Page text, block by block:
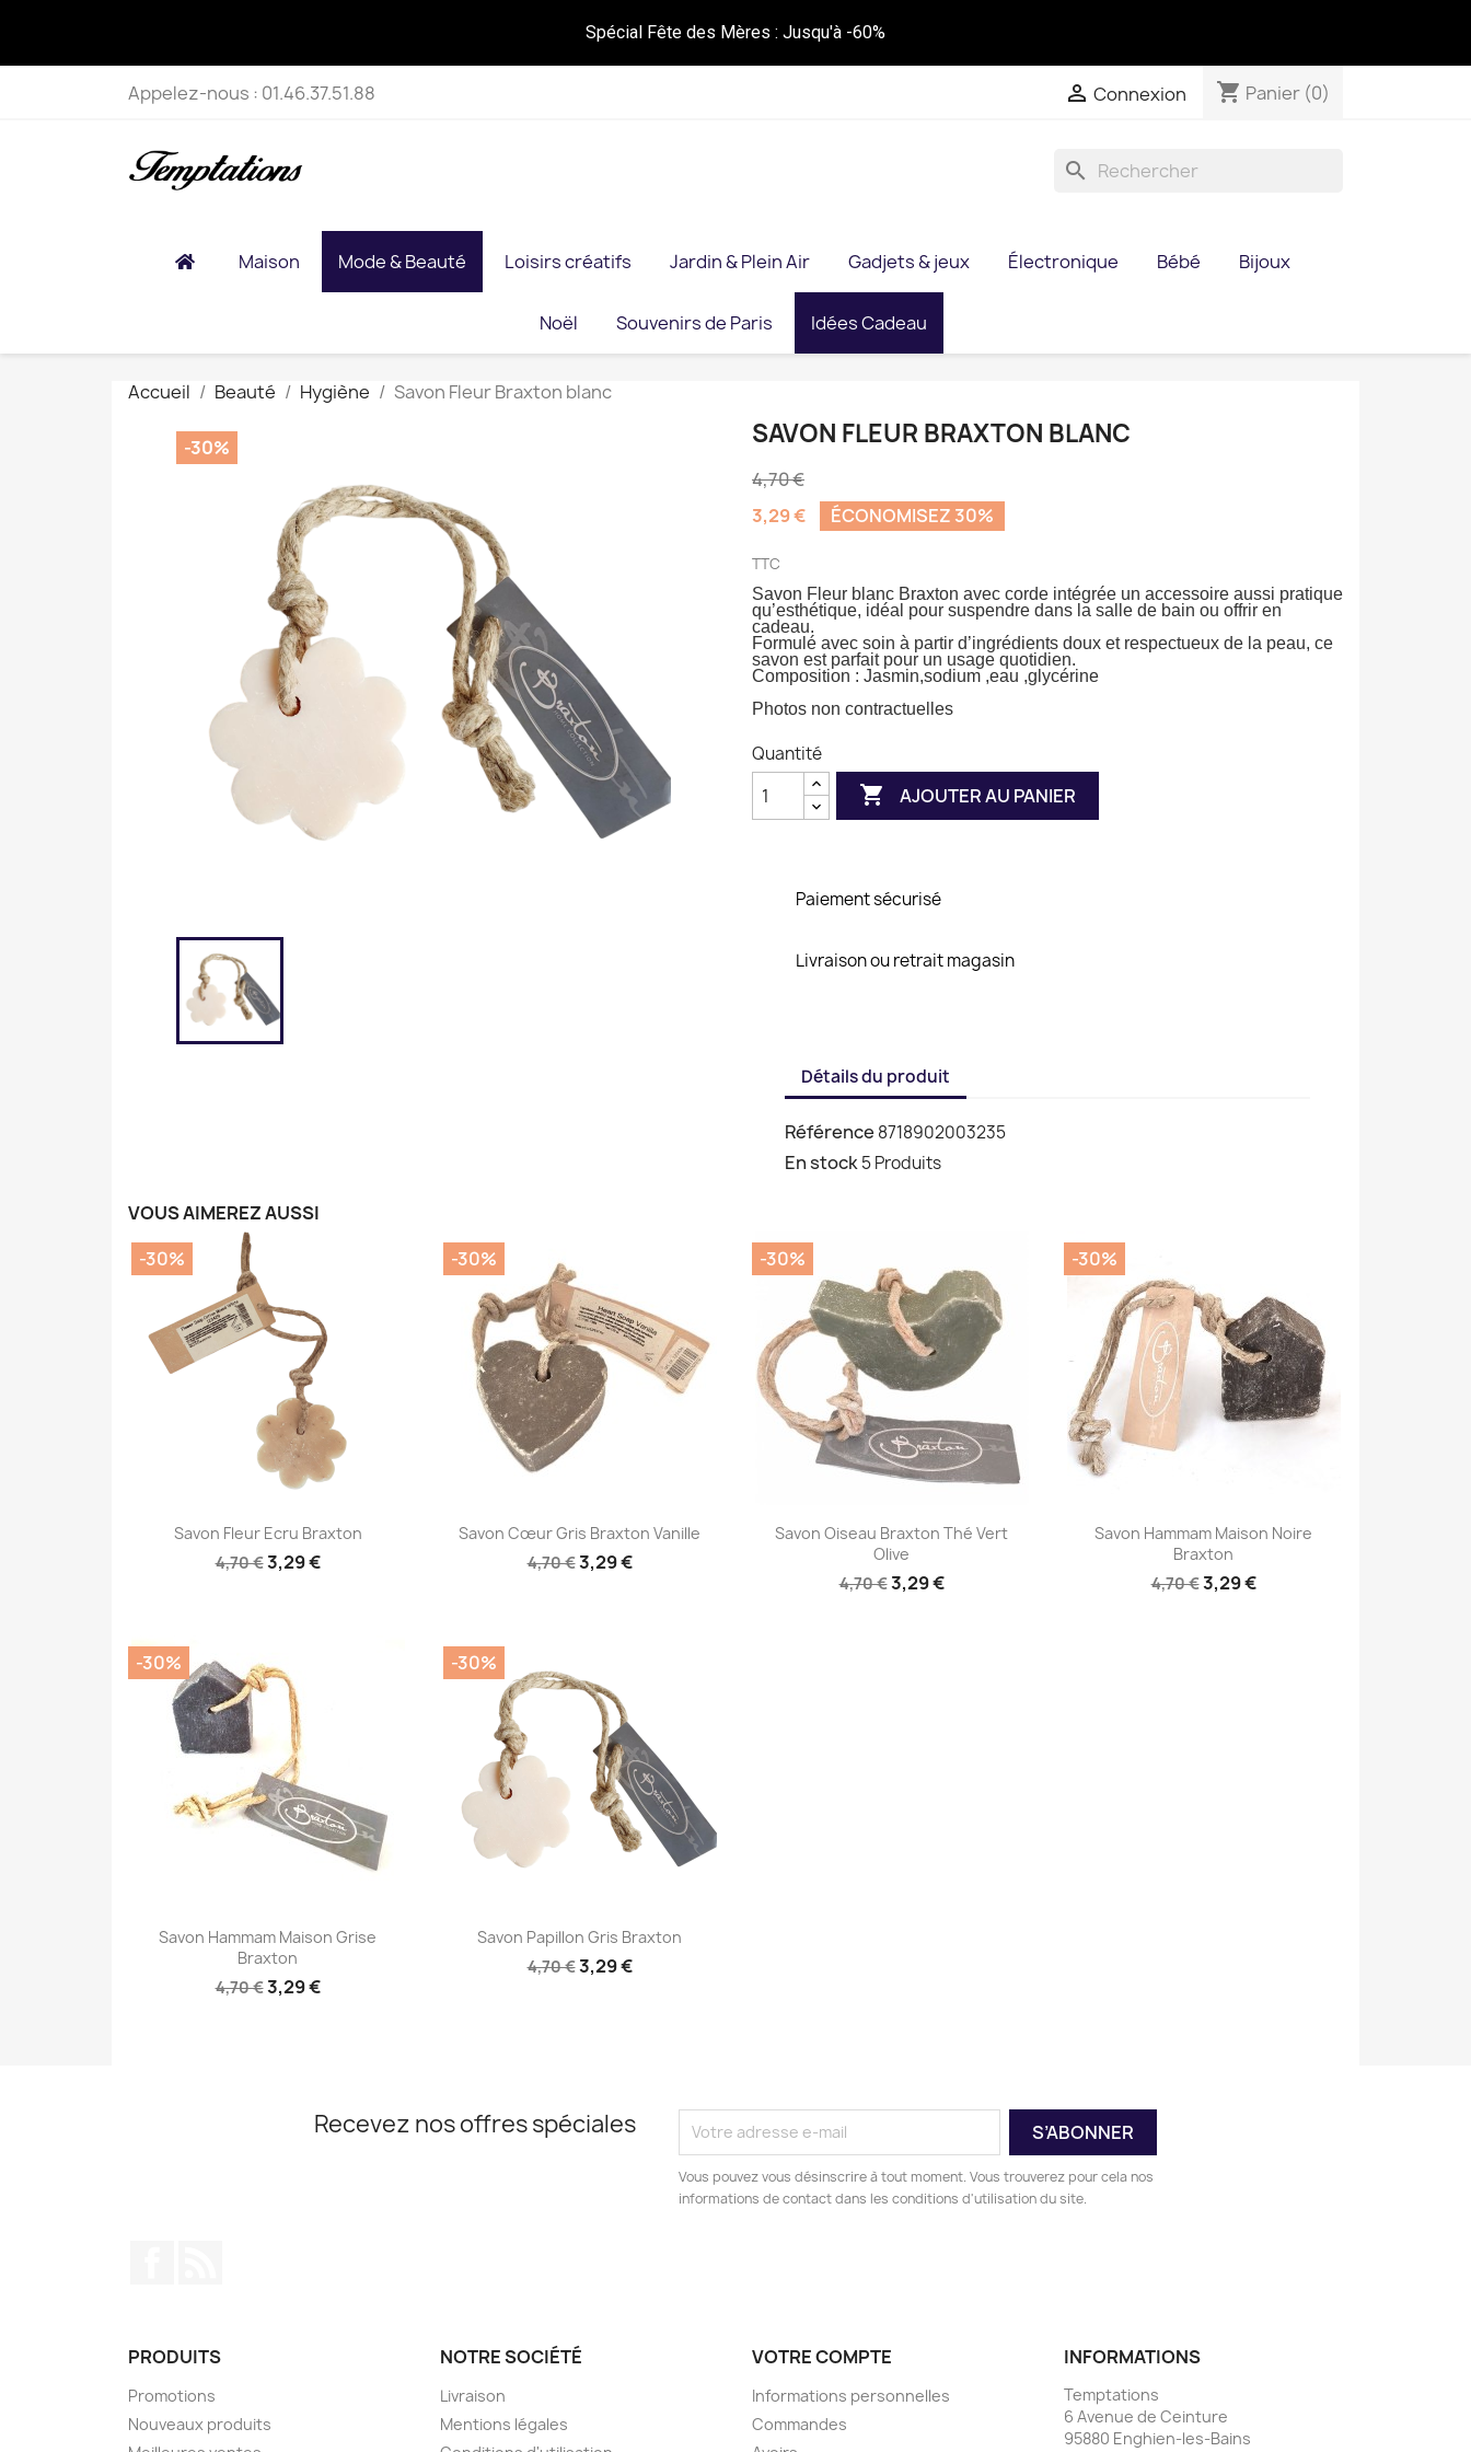
Spécial Fête des Mères : Jusqu'à -60%
Appelez-nous : 01.46.37.51.88  Connexion shopping_cart Panier (0)
search
Maison Mode & Beauté Loisirs créatifs Jardin & Plein Air Gadjets & jeux Électronique Bébé Bijoux
Noël Souvenirs de Paris Idées Cadeau
Accueil Beauté Hygiène Savon Fleur Braxton blanc
-30% SAVON FLEUR BRAXTON BLANC
4,70 €
3,29 €
ÉCONOMISEZ 30%
TTC
Savon Fleur blanc Braxton avec corde intégrée un accessoire aussi pratique
qu’esthétique, idéal pour suspendre dans la salle de bain ou offrir en
cadeau.
Formulé avec soin à partir d’ingrédients doux et respectueux de la peau, ce
savon est parfait pour un usage quotidien.
Composition : Jasmin,sodium ,eau ,glycérine
Photos non contractuelles
Quantité
 AJOUTER AU PANIER
Paiement sécurisé
Livraison ou retrait magasin
Détails du produit
Référence 8718902003235
En stock5 Produits
VOUS AIMEREZ AUSSI
 Aperçu rapide
Savon Fleur Ecru Braxton
4,70 €3,29 €
-30%
Aperçu rapide
Savon Cœur Gris Braxton Vanille
4,70 €3,29 €
-30%
Aperçu rapide
Savon Oiseau Braxton Thé Vert
Olive
4,70 €3,29 €
-30%
Aperçu rapide
Savon Hammam Maison Noire
Braxton
4,70 €3,29 €
-30%
Aperçu rapide
Savon Hammam Maison Grise
Braxton
4,70 €3,29 €
-30%
Aperçu rapide
Savon Papillon Gris Braxton
4,70 €3,29 €
-30%
Recevez nos offres spéciales
Vous pouvez vous désinscrire à tout moment. Vous trouverez pour cela nos
informations de contact dans les conditions d'utilisation du site.
PRODUITS
Promotions
Nouveaux produits
NOTRE SOCIÉTÉ
Livraison
Mentions légales
VOTRE COMPTE
Informations personnelles
Commandes
INFORMATIONS
Temptations
6 Avenue de Ceinture
95880 Enghien-les-Bains